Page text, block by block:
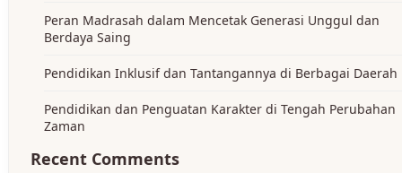
Peran Madrasah dalam Mencetak Generasi Unggul dan
Berdaya Saing
Pendidikan Inklusif dan Tantangannya di Berbagai Daerah
Pendidikan dan Penguatan Karakter di Tengah Perubahan
Zaman
Recent Comments